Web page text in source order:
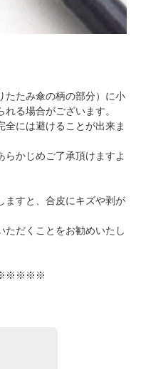
たたみ傘の柄の部分）に小
る場合がございます。
全には避けることが出来ま
らかじめご了承頂けますよ
ますと、合皮にキズや剥が
ただくことをお勧めいたし